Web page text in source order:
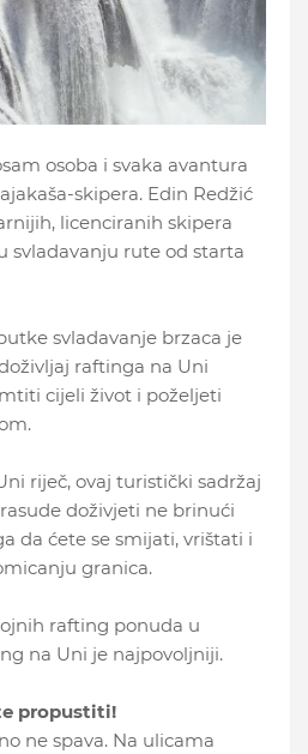
osoba i svaka avantura
skipera. Edin Redžić
licenciranih skipera
svladavanju rute od starta
svladavanje brzaca je
raftinga na Uni
cijeli život i poželjeti
riječ, ovaj turistički sadržaj
doživjeti ne brinući
da ćete se smijati, vrištati i
granica.
rafting ponuda u
na Uni je najpovoljniji.
propustiti!
ne spava. Na ulicama